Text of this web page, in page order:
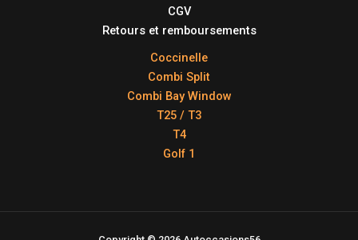
CGV
Retours et remboursements
Coccinelle
Combi Split
Combi Bay Window
T25 / T3
T4
Golf 1